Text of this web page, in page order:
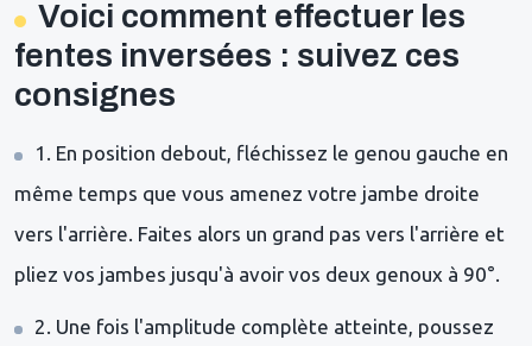
Voici comment effectuer les
fentes inversées : suivez ces
consignes
1. En position debout, fléchissez le genou gauche en
même temps que vous amenez votre jambe droite
vers l'arrière. Faites alors un grand pas vers l'arrière et
pliez vos jambes jusqu'à avoir vos deux genoux à 90°.
2. Une fois l'amplitude complète atteinte, poussez